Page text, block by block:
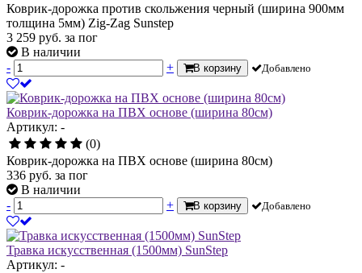
Коврик-дорожка против скольжения черный (ширина 900мм
толщина 5мм) Zig-Zag Sunstep
3 259 руб. за пог
В наличии
-
+ В корзину Добавлено
Коврик-дорожка на ПВХ основе (ширина 80см)
Артикул: -
(0)
Коврик-дорожка на ПВХ основе (ширина 80см)
336 руб. за пог
В наличии
-
+ В корзину Добавлено
Травка искусственная (1500мм) SunStep
Артикул: -